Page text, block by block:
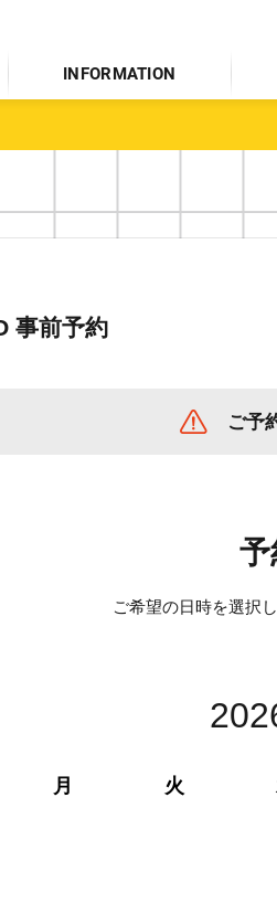
INFORMATION
事前予約
ご予
予
ご希望の日時を選択
月 火